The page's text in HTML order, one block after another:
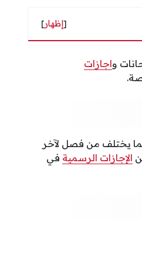
[إظهار]
واجازات
يختلف من فصل لآخر
الإجازات الرسمية في